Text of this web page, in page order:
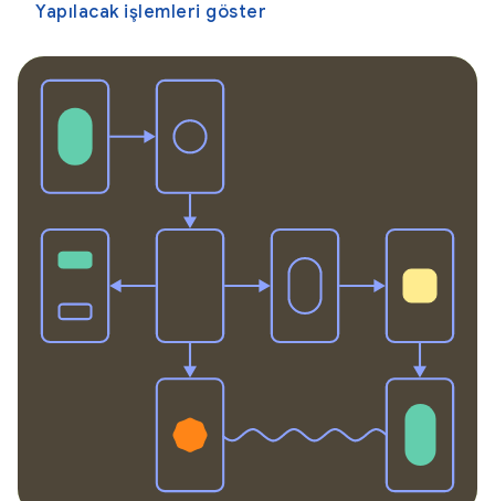
Yapılacak işlemleri göster